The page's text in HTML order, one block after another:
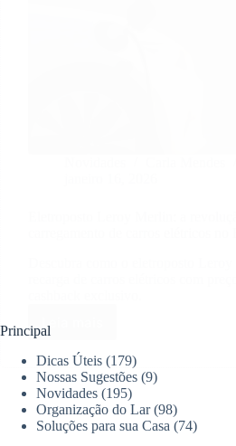
Leia mais
Merlin:
a
revolução
no
carregamento
Principal
Dicas Úteis (179)
Nossas Sugestões (9)
Novidades (195)
Organização do Lar(98)
Soluções para sua Casa (74)